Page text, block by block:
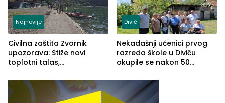
Najnovije
Civilna zaštita Zvornik
upozorava: Stiže novi
toplotni talas,
Divič
Nekadašnji učenici prvog
razreda škole u Diviču
okupile se nakon 50
Pašić im održao čas
(FOTO)